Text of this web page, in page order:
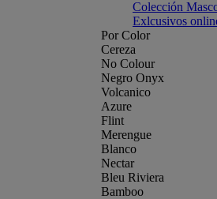
Colección
Exlcusivos
Por Color
Cereza
No Colour
Negro Onyx
Volcanico
Azure
Flint
Merengue
Blanco
Nectar
Bleu Riviera
Bamboo